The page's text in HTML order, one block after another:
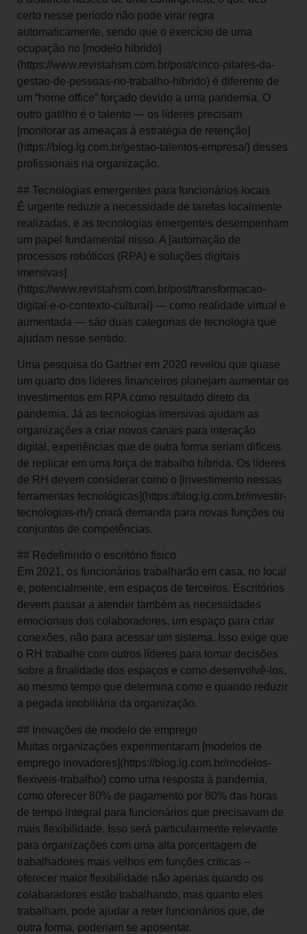
certo nesse período não pode virar regra
automaticamente, sendo que o exercício de uma
ocupação no [modelo híbrido]
(https://www.revistahsm.com.br/post/cinco-pilares-da-
gestao-de-pessoas-no-trabalho-hibrido) é diferente de
um “home office” forçado devido a uma pandemia. O
outro gatilho é o talento — os líderes precisam
[monitorar as ameaças à estratégia de retenção]
(https://blog.lg.com.br/gestao-talentos-empresa/) desses
profissionais na organização.
## Tecnologias emergentes para funcionários locais
É urgente reduzir a necessidade de tarefas localmente
realizadas, e as tecnologias emergentes desempenham
um papel fundamental nisso. A [automação de
processos robóticos (RPA) e soluções digitais
imersivas]
(https://www.revistahsm.com.br/post/transformacao-
digital-e-o-contexto-cultural) — como realidade virtual e
aumentada — são duas categorias de tecnologia que
ajudam nesse sentido.
Uma pesquisa do Gartner em 2020 revelou que quase
um quarto dos líderes financeiros planejam aumentar os
investimentos em RPA como resultado direto da
pandemia. Já as tecnologias imersivas ajudam as
organizações a criar novos canais para interação
digital, experiências que de outra forma seriam difíceis
de replicar em uma força de trabalho híbrida. Os líderes
de RH devem considerar como o [investimento nessas
ferramentas tecnológicas](https://blog.lg.com.br/investir-
tecnologias-rh/) criará demanda para novas funções ou
conjuntos de competências.
## Redefinindo o escritório físico
Em 2021, os funcionários trabalharão em casa, no local
e, potencialmente, em espaços de terceiros. Escritórios
devem passar a atender também as necessidades
emocionais dos colaboradores, um espaço para criar
conexões, não para acessar um sistema. Isso exige que
o RH trabalhe com outros líderes para tomar decisões
sobre a finalidade dos espaços e como desenvolvê-los,
ao mesmo tempo que determina como e quando reduzir
a pegada imobiliária da organização.
## Inovações de modelo de emprego
Muitas organizações experimentaram [modelos de
emprego inovadores](https://blog.lg.com.br/modelos-
flexiveis-trabalho/) como uma resposta à pandemia,
como oferecer 80% de pagamento por 80% das horas
de tempo integral para funcionários que precisavam de
mais flexibilidade. Isso será particularmente relevante
para organizações com uma alta porcentagem de
trabalhadores mais velhos em funções críticas –
oferecer maior flexibilidade não apenas quando os
colabaradores estão trabalhando, mas quanto eles
trabalham, pode ajudar a reter funcionários que, de
outra forma, poderiam se aposentar.